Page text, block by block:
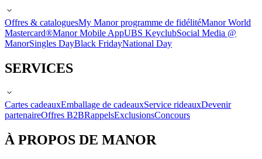
Offres & cataloguesMy Manor programme de fidélitéManor World
Mastercard®Manor Mobile AppUBS KeyclubSocial Media @
ManorSingles DayBlack FridayNational Day
SERVICES
Cartes cadeauxEmballage de cadeauxService rideauxDevenir
partenaireOffres B2BRappelsExclusionsConcours
À PROPOS DE MANOR